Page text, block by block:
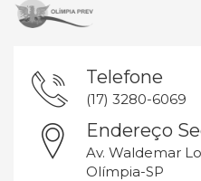
Telefone
(17) 3280-6069
Endereço
Av. Waldemar
Olímpia-SP